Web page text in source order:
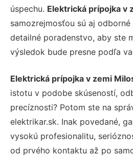
úspechu. Elektrická prípojka v
samozrejmosťou sú aj
detailné poradenstvo, aby ste
výsledok bude presne podľa
Elektrická prípojka v zemi
istotu v podobe skúseností,
precíznosti? Potom ste na
elektrikar.sk. Inak povedané,
vysokú profesionalitu,
od prvého kontaktu až po